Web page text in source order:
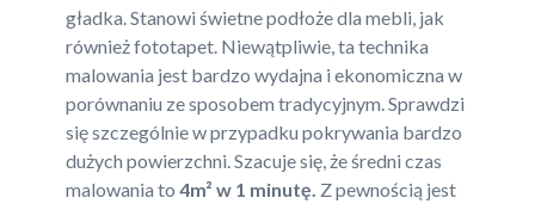
gładka. Stanowi świetne podłoże dla mebli, jak
również fototapet. Niewątpliwie, ta technika
malowania jest bardzo wydajna i ekonomiczna w
porównaniu ze sposobem tradycyjnym. Sprawdzi
się szczególnie w przypadku pokrywania bardzo
dużych powierzchni. Szacuje się, że średni czas
malowania to 4m² w 1 minutę. Z pewnością jest